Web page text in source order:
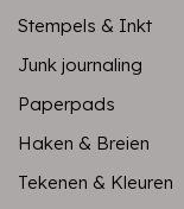
Stempels & Inkt
Junk journaling
Paperpads
Haken & Breien
Tekenen & Kleuren